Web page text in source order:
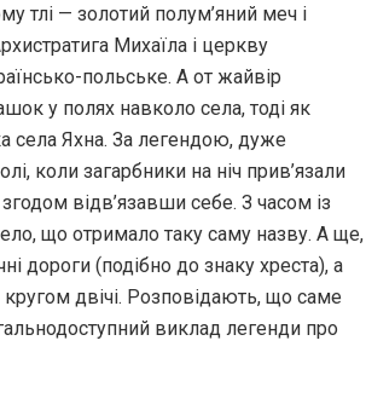
тлі — золотий полум’яний меч і
Михаїла і церкву
польське. А от жайвір
у полях навколо села, тоді як
села Яхна. За легендою, дуже
коли загарбники на ніч прив’язали
відв’язавши себе. З часом із
що отримало таку саму назву. А ще,
дороги (подібно до знаку хреста), а
двічі. Розповідають, що саме
виклад легенди про